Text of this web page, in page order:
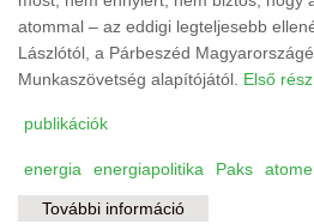
atommal – az eddigi legteljesebb
Lászlótól, a Párbeszéd
Munkaszövetség alapítójától. Első rész.
publikációk
energia energiapolitika Paks
További információ